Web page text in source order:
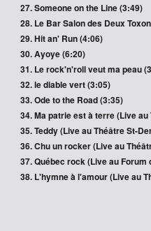
Someone on the Line (3:49)
Le Bar Salon des Deux
Hit an' Run (4:06)
Ayoye (6:20)
Le rock'n'roll veut ma peau
le diable vert (3:05)
Ode to the Road (3:35)
Ma patrie est à terre (Live
Teddy(Live au Théâtre St-
Chu un rocker(Live au
Québec rock (Live au Forum
L'hymne à l'amour(Live au